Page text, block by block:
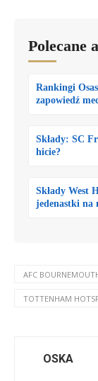
Polecane
Rankingi
zapowiedź
Składy: SC
hicie?
Składy West
jedenastki na
AFC
TOTTENHAM
OSKA